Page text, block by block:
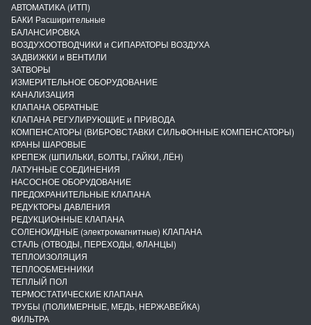
АВТОМАТИКА (ИТП)
БАКИ Расширительные
БАЛАНСИРОВКА
ВОЗДУХООТВОДЧИКИ и СИПАРАТОРЫ ВОЗДУХА
ЗАДВИЖКИ и ВЕНТИЛИ
ЗАТВОРЫ
ИЗМЕРИТЕЛЬНОЕ ОБОРУДОВАНИЕ
КАНАЛИЗАЦИЯ
КЛАПАНА ОБРАТНЫЕ
КЛАПАНА РЕГУЛИРУЮЩИЕ и ПРИВОДА
КОМПЕНСАТОРЫ (ВИБРОВСТАВКИ СИЛЬФОННЫЕ КОМПЕНСАТОРЫ)
КРАНЫ ШАРОВЫЕ
КРЕПЕЖ (ШПИЛЬКИ, БОЛТЫ, ГАЙКИ, ЛЁН)
ЛАТУННЫЕ СОЕДИНЕНИЯ
НАСОСНОЕ ОБОРУДОВАНИЕ
ПРЕДОХРАНИТЕЛЬНЫЕ КЛАПАНА
РЕДУКТОРЫ ДАВЛЕНИЯ
РЕДУКЦИОННЫЕ КЛАПАНА
СОЛЕНОИДНЫЕ (электромагнитные) КЛАПАНА
СТАЛЬ (ОТВОДЫ, ПЕРЕХОДЫ, ФЛАНЦЫ)
ТЕПЛОИЗОЛЯЦИЯ
ТЕПЛООБМЕННИКИ
ТЕПЛЫЙ ПОЛ
ТЕРМОСТАТИЧЕСКИЕ КЛАПАНА
ТРУБЫ (ПОЛИМЕРНЫЕ, МЕДЬ, НЕРЖАВЕЙКА)
ФИЛЬТРА